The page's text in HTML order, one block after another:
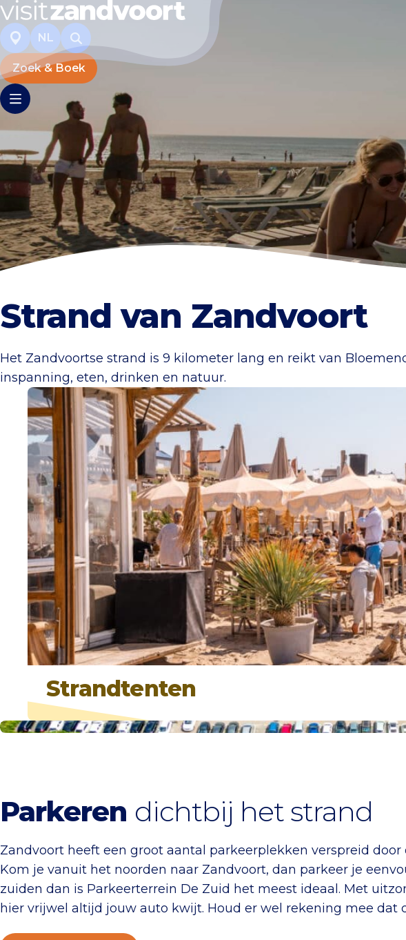
NL
Zoek & Boek
Strand van Zandvoort
Het Zandvoortse strand is 9 kilometer lang en reikt van
inspanning, eten, drinken en natuur.
Strandtenten
Locaties en tarieven
Parkeren dichtbij het strand
Zandvoort heeft een groot aantal parkeerplekken verspreid
Kom je vanuit het noorden naar Zandvoort, dan parkeer je
zuiden dan is Parkeerterrein De Zuid het meest ideaal. Met
hier vrijwel altijd jouw auto kwijt. Houd er wel rekening mee dat